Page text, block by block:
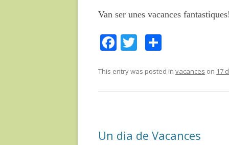
Van ser unes vacances
F
e
k
T
itt m
ix
This entry was posted in vacances on 17
Un dia de Vacances